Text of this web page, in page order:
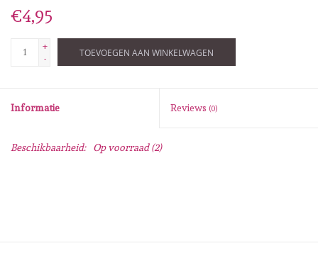
schudmateriaal
Lesia Zgharda
€4,95
+
-
TOEVOEGEN AAN WINKELWAGEN
Informatie Reviews (0)
Beschikbaarheid: Op voorraad(2)